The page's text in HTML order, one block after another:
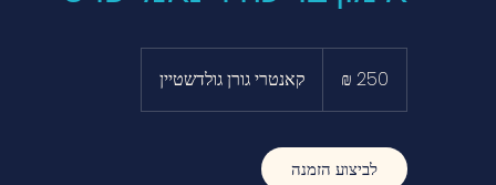
חדשים
קאנטרי גורן גולדשטיין
לביצוע הזמנה